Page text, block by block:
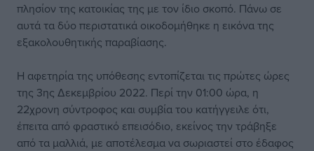
πλησίον της κατοικίας της με τον ίδιο σκοπό. Πάνω σε
αυτά τα δύο περιστατικά οικοδομήθηκε η εικόνα της
εξακολουθητικής παραβίασης.
Η αφετηρία της υπόθεσης εντοπίζεται τις πρώτες ώρες
της 3ης Δεκεμβρίου 2022. Περί την 01:00 ώρα, η
22χρονη σύντροφος και συμβία του κατήγγειλε ότι,
έπειτα από φραστικό επεισόδιο, εκείνος την τράβηξε
από τα μαλλιά, με αποτέλεσμα να σωριαστεί στο έδαφος